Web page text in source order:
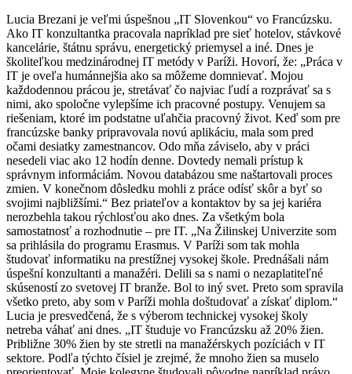
Lucia Brezani je veľmi úspešnou „IT Slovenkou“ vo Francúzsku.
Ako IT konzultantka pracovala napríklad pre sieť hotelov, stávkové
kancelárie, štátnu správu, energetický priemysel a iné. Dnes je
školiteľkou medzinárodnej IT metódy v Paríži. Hovorí, že: „Práca v
IT je oveľa humánnejšia ako sa môžeme domnievať. Mojou
každodennou prácou je, stretávať čo najviac ľudí a rozprávať sa s
nimi, ako spoločne vylepšíme ich pracovné postupy. Venujem sa
riešeniam, ktoré im podstatne uľahčia pracovný život. Keď som pre
francúzske banky pripravovala novú aplikáciu, mala som pred
očami desiatky zamestnancov. Odo mňa záviselo, aby v práci
nesedeli viac ako 12 hodín denne. Dovtedy nemali prístup k
správnym informáciám. Novou databázou sme naštartovali proces
zmien. V konečnom dôsledku mohli z práce odísť skôr a byť so
svojimi najbližšími.“ Bez priateľov a kontaktov by sa jej kariéra
nerozbehla takou rýchlosťou ako dnes. Za všetkým bola
samostatnosť a rozhodnutie – pre IT. „Na Žilinskej Univerzite som
sa prihlásila do programu Erasmus. V Paríži som tak mohla
študovať informatiku na prestížnej vysokej škole. Prednášali nám
úspešní konzultanti a manažéri. Delili sa s nami o nezaplatiteľné
skúseností zo svetovej IT branže. Bol to iný svet. Preto som spravila
všetko preto, aby som v Paríži mohla doštudovať a získať diplom.“
Lucia je presvedčená, že s výberom technickej vysokej školy
netreba váhať ani dnes. „IT študuje vo Francúzsku až 20% žien.
Približne 30% žien by ste stretli na manažérskych pozíciách v IT
sektore. Podľa týchto čísiel je zrejmé, že mnoho žien sa muselo